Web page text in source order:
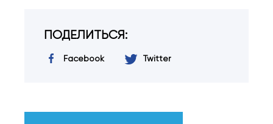
ПОДЕЛИТЬСЯ:
Facebook Twitter